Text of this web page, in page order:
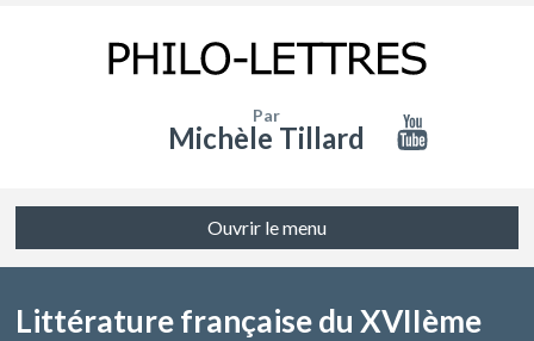
Par
Michèle Tillard
Ouvrir le menu
Littérature française du XVIIème